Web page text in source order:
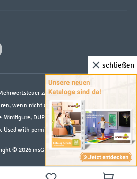
zzgl.Versandkostenund ggf.
wenn nicht anders angegeben.
Minifigure, DUPLO, and the SPIKE logo are
Used with permission. ©2026 The LEGO Group
© 2026 insGraf.de
schließen